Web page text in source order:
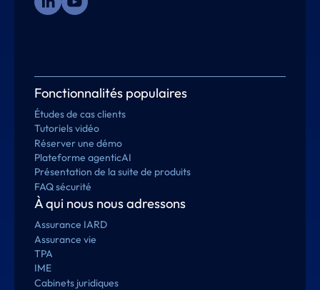
Fonctionnalités populaires
Études de cas clients
Tutoriels vidéo
Réserver une démo
Plateforme agenticAI
Présentation de la suite de produits
FAQ sécurité
À qui nous nous adressons
Assurance IARD
Assurance vie
TPA
IME
Cabinets juridiques